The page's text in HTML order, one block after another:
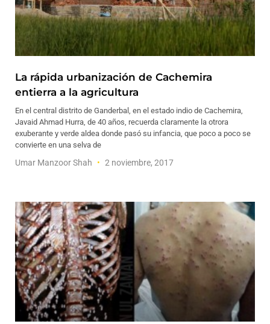
La rápida urbanización de Cachemira
entierra a la agricultura
En el central distrito de Ganderbal, en el estado indio de Cachemira,
Javaid Ahmad Hurra, de 40 años, recuerda claramente la otrora
exuberante y verde aldea donde pasó su infancia, que poco a poco se
convierte en una selva de
Umar Manzoor Shah 2 noviembre, 2017